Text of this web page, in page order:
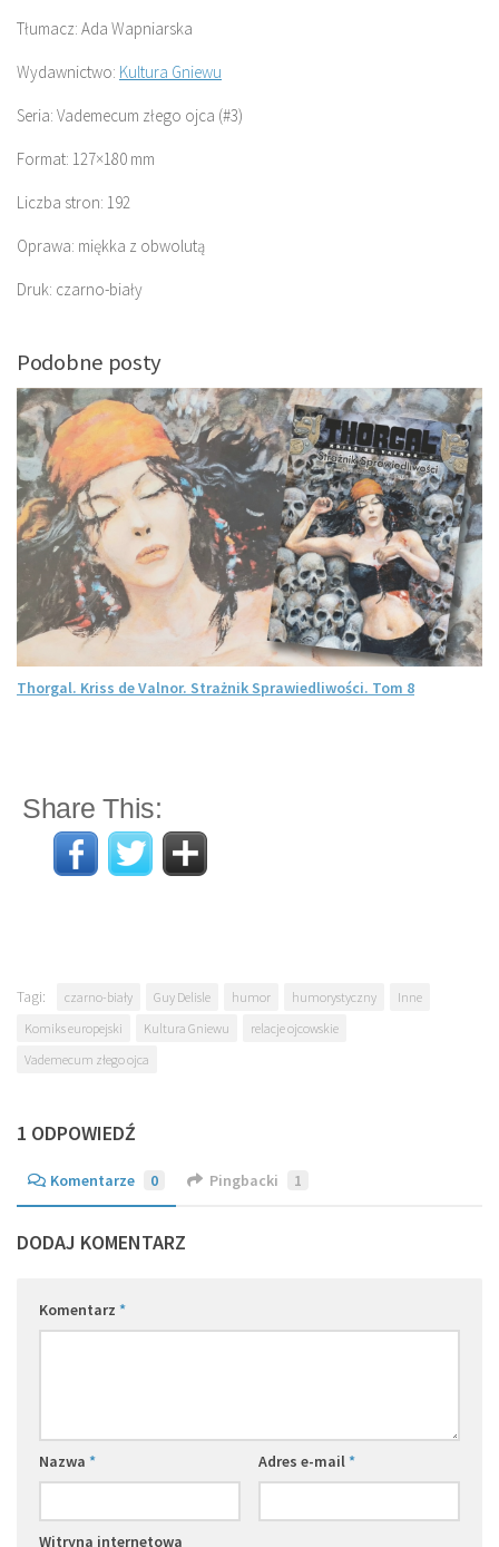
Tłumacz: Ada Wapniarska
Wydawnictwo: Kultura Gniewu
Seria: Vademecum złego ojca (#3)
Format: 127×180 mm
Liczba stron: 192
Oprawa: miękka z obwolutą
Druk: czarno-biały
Podobne posty
Thorgal. Kriss de Valnor. Strażnik Sprawiedliwości. Tom 8
Share This:
Tagi: czarno-biały Guy Delisle humor humorystyczny
Inne
Komiks europejski
Kultura Gniewu
relacje ojcowskie
Vademecum złego ojca
1 ODPOWIEDŹ
Komentarze 0 Pingbacki 1
DODAJ KOMENTARZ
Komentarz *
Nazwa * Adres e-mail*
Witryna internetowa